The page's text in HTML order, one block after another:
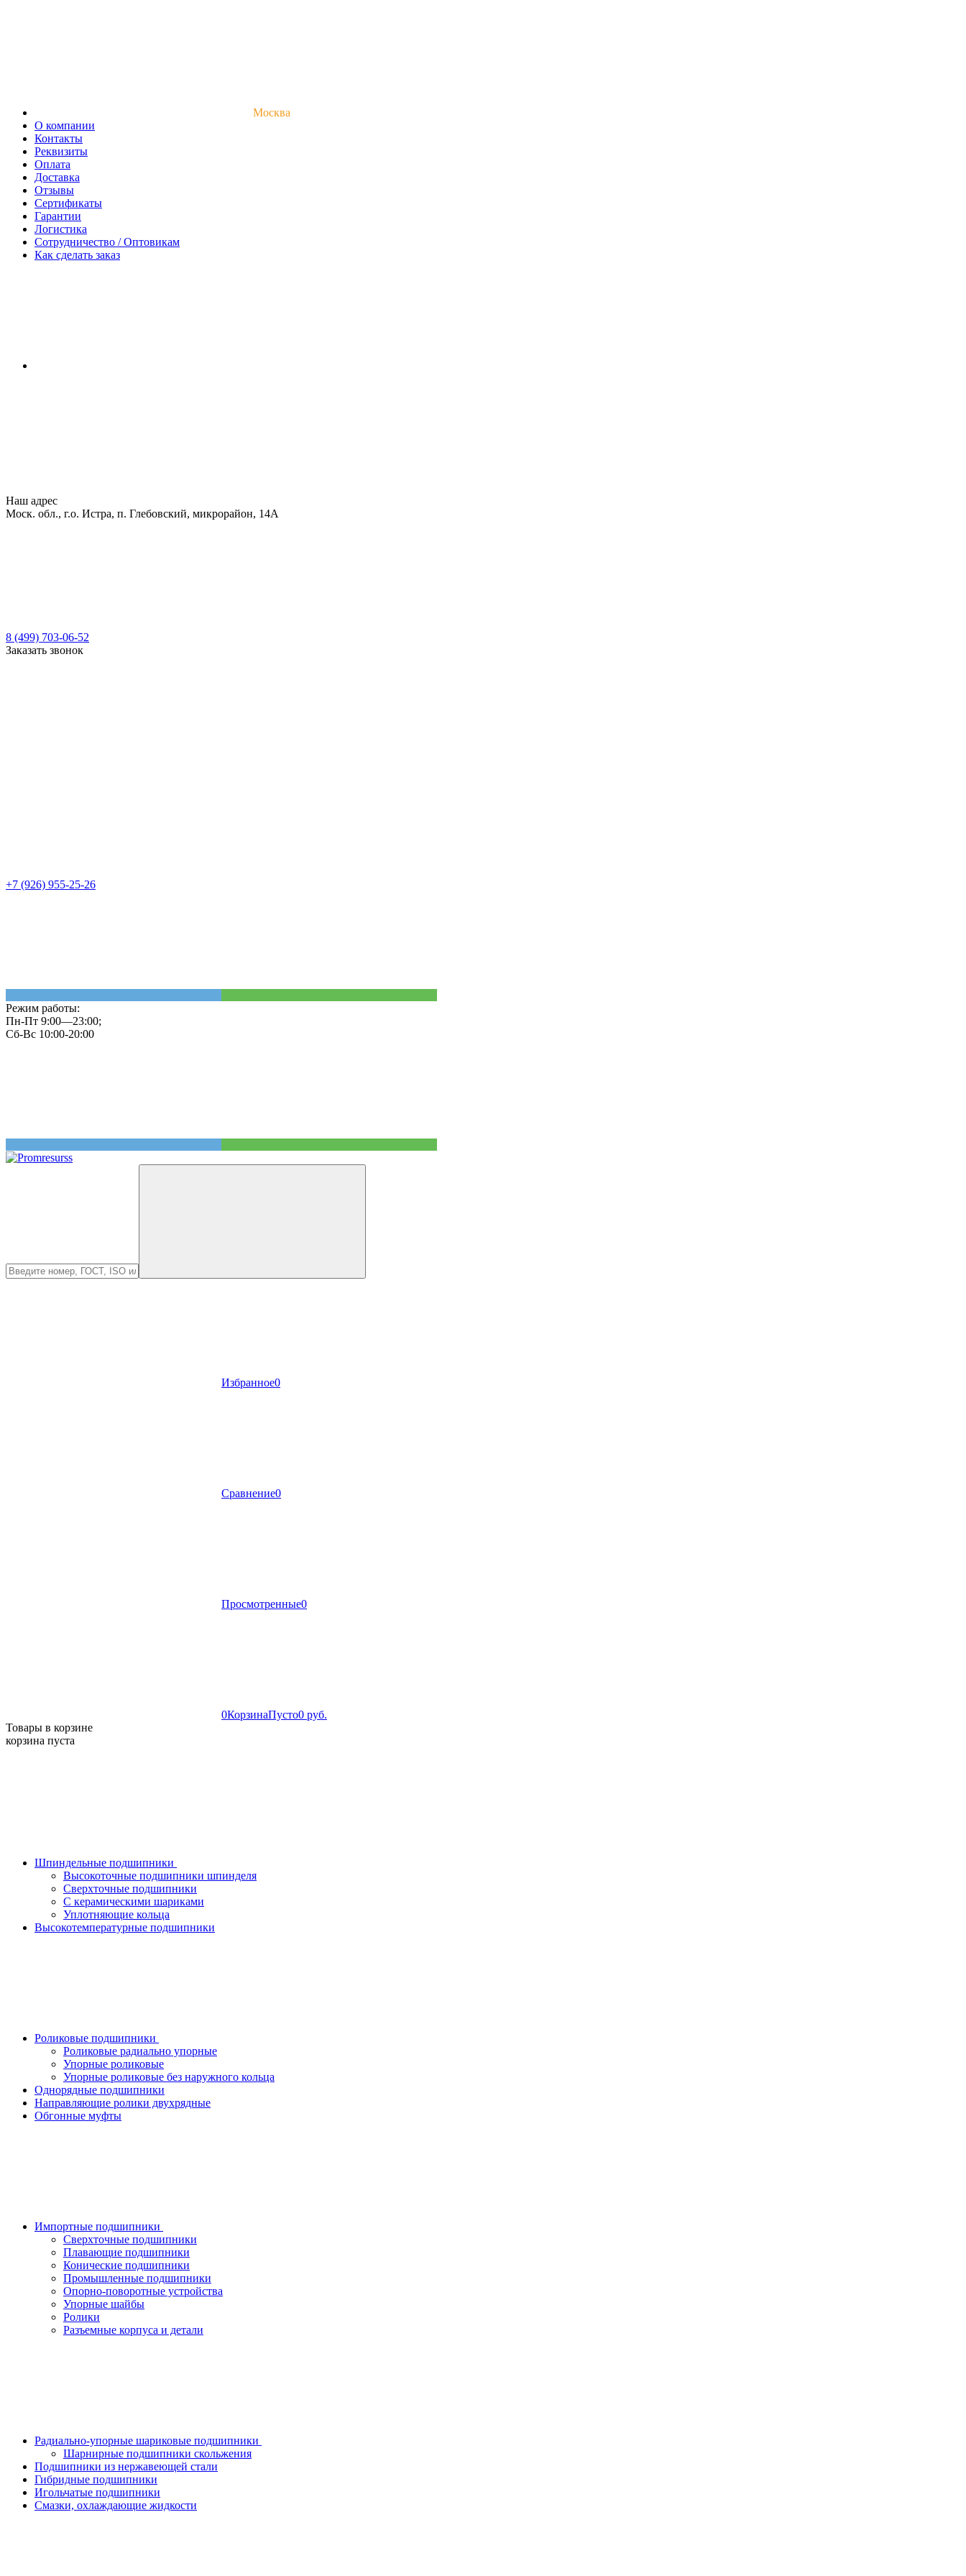
Москва
О компании
Контакты
Реквизиты
Оплата
Доставка
Отзывы
Сертификаты
Гарантии
Логистика
Сотрудничество / Оптовикам
Как сделать заказ
Наш адрес
Моск. обл., г.о. Истра, п. Глебовский, микрорайон, 14А
8 (499) 703-06-52
Заказать звонок
+7 (926) 955-25-26
Режим работы:
Пн-Пт 9:00—23:00;
Сб-Вс 10:00-20:00
Избранное0
Сравнение0
Просмотренные0
0КорзинаПусто0 руб.
Товары в корзине
корзина пуста
Шпиндельные подшипники
Высокоточные подшипники шпинделя
Сверхточные подшипники
С керамическими шариками
Уплотняющие кольца
Высокотемпературные подшипники
Роликовые подшипники
Роликовые радиально упорные
Упорные роликовые
Упорные роликовые без наружного кольца
Однорядные подшипники
Направляющие ролики двухрядные
Обгонные муфты
Импортные подшипники
Сверхточные подшипники
Плавающие подшипники
Конические подшипники
Промышленные подшипники
Опорно-поворотные устройства
Упорные шайбы
Ролики
Разъемные корпуса и детали
Радиально-упорные шариковые подшипники
Шарнирные подшипники скольжения
Подшипники из нержавеющей стали
Гибридные подшипники
Игольчатые подшипники
Смазки, охлаждающие жидкости